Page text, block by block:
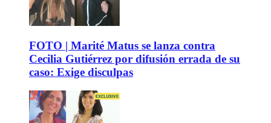
FOTO | Marité Matus se lanza contra
Cecilia Gutiérrez por difusión errada de su
caso: Exige disculpas